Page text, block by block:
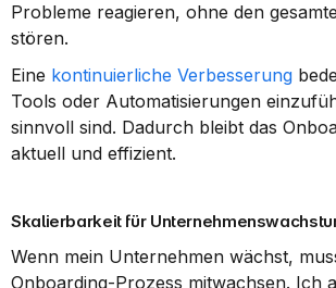
Probleme reagieren, ohne den
stören.
Eine kontinuierliche Verbesserung
Tools oder Automatisierungen
sinnvoll sind. Dadurch bleibt das
aktuell und effizient.
Skalierbarkeit für
Wenn mein Unternehmen wächst,
Onboarding-Prozess mitwachsen. Ich